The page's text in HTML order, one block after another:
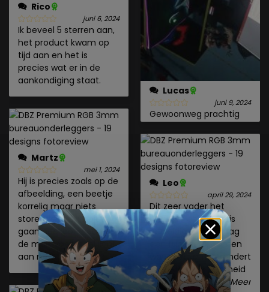
Lucas
juni 9, 2024
Gewoonweg prachtig
Rico
juni 6, 2024
Ik beveel 5 sterren aan,
het product kwam op
tijd aan en het is
precies wat er in de
aankondiging staat.
Martz
mei 1, 2024
Hij is precies zoals op de
afbeelding, een beetje
korrelig maar niets
storends, de lampjes
gaan heel goed aan en
de muis voelt heel licht
aan met de pad aan
Leo
april 29, 2024
Dit zeer vader het
ontwerp en de rgb is
geweldig Ik zou graag
een functie te komen
waar het licht verandert
snel. Maar de waarheid
was niet expectin...Meer